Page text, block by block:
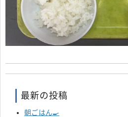
最新の投稿
朝ごはん🍳